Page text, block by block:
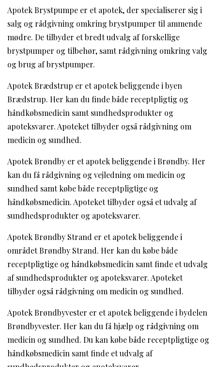
Apotek Brystpumpe er et apotek, der specialiserer sig i
salg og rådgivning omkring brystpumper til ammende
mødre. De tilbyder et bredt udvalg af forskellige
brystpumper og tilbehør, samt rådgivning omkring valg
og brug af brystpumper.
Apotek Brædstrup er et apotek beliggende i byen
Brædstrup. Her kan du finde både receptpligtig og
håndkøbsmedicin samt sundhedsprodukter og
apoteksvarer. Apoteket tilbyder også rådgivning om
medicin og sundhed.
Apotek Brøndby er et apotek beliggende i Brøndby. Her
kan du få rådgivning og vejledning om medicin og
sundhed samt købe både receptpligtige og
håndkøbsmedicin. Apoteket tilbyder også et udvalg af
sundhedsprodukter og apoteksvarer.
Apotek Brøndby Strand er et apotek beliggende i
området Brøndby Strand. Her kan du købe både
receptpligtige og håndkøbsmedicin samt finde et udvalg
af sundhedsprodukter og apoteksvarer. Apoteket
tilbyder også rådgivning om medicin og sundhed.
Apotek Brøndbyvester er et apotek beliggende i bydelen
Brøndbyvester. Her kan du få hjælp og rådgivning om
medicin og sundhed. Du kan købe både receptpligtige og
håndkøbsmedicin samt finde et udvalg af